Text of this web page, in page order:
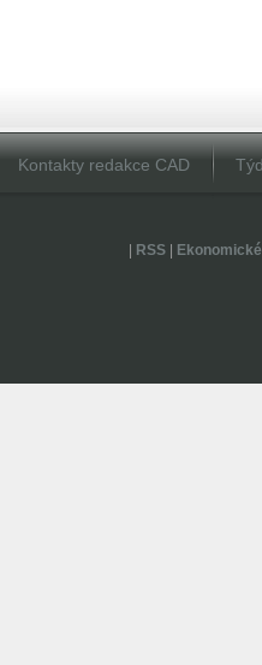
Kontakty redakce CAD
RSS|